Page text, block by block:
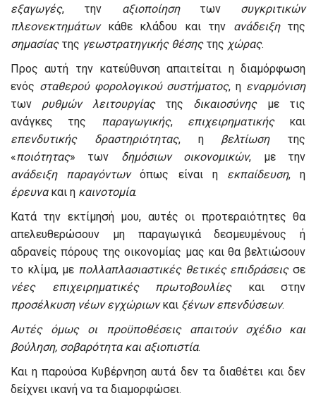
εξαγωγές, την αξιοποίησητων συγκριτικών
πλεονεκτημάτωνκάθε κλάδου και την ανάδειξητης
σημασίαςτης γεωστρατηγικής θέσηςτης χώρας.
Προς αυτή την κατεύθυνση απαιτείται η διαμόρφωση
ενός σταθερού φορολογικού συστήματος, η εναρμόνιση
των ρυθμών λειτουργίαςτης δικαιοσύνηςμε τις
ανάγκες της παραγωγικής, επιχειρηματικήςκαι
επενδυτικής
δραστηριότητας, η βελτίωσητης
«ποιότητας» των δημόσιων οικονομικών, με την
ανάδειξη
παραγόντωνόπως είναι η εκπαίδευση, η
έρευνακαι η καινοτομία.
Κατά την εκτίμησή μου, αυτές οι προτεραιότητες θα
απελευθερώσουν μη παραγωγικά δεσμευμένους ή
αδρανείς πόρους της οικονομίας μας και θα βελτιώσουν
το κλίμα, με πολλαπλασιαστικές θετικές επιδράσειςσε
νέες
επιχειρηματικές πρωτοβουλίεςκαι στην
προσέλκυση νέων εγχώριωνκαι ξένων επενδύσεων.
Αυτές όμως οι προϋποθέσεις απαιτούν σχέδιο και
βούληση, σοβαρότητα και αξιοπιστία.
Και η παρούσα Κυβέρνηση αυτά δεν τα διαθέτει και δεν
δείχνει ικανή να τα διαμορφώσει.